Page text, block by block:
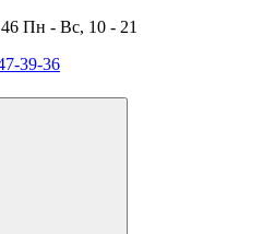
Пн - Вс, 10 - 21
39-36